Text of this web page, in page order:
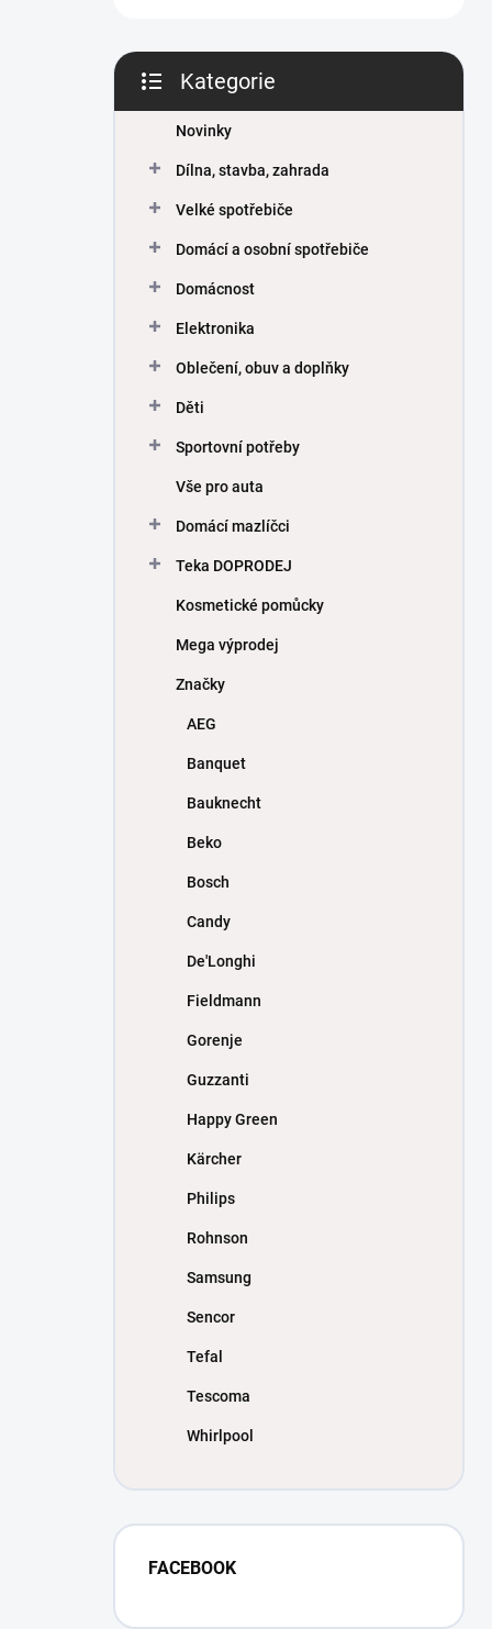
kategorie
Kategorie
Novinky
Dílna, stavba, zahrada
Velké spotřebiče
Domácí a osobní spotřebiče
Domácnost
Elektronika
Oblečení, obuv a doplňky
Děti
Sportovní potřeby
Vše pro auta
Domácí mazlíčci
Teka DOPRODEJ
Kosmetické pomůcky
Mega výprodej
Značky
AEG
Banquet
Bauknecht
Beko
Bosch
Candy
De'Longhi
Fieldmann
Gorenje
Guzzanti
Happy Green
Kärcher
Philips
Rohnson
Samsung
Sencor
Tefal
Tescoma
Whirlpool
FACEBOOK